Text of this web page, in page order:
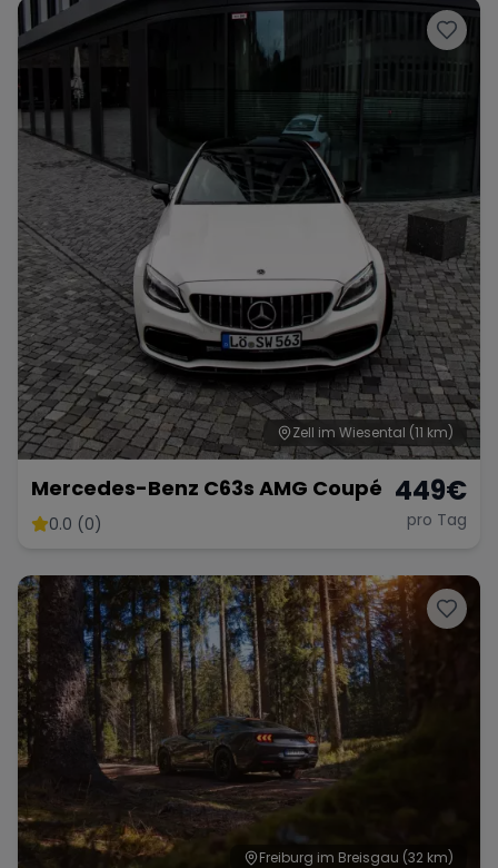
Porsche Lamborghini
McLaren Ford
Tesla Chevrolet Dodge
Bentley Rolls Royce Aston Martin
Bugatti Lotus Maserati
Range Rover Corvette
Wann
Zell im Wiesental (11 km)
Mercedes-Benz C63s AMG Coupé
0.0 (0)
449€
pro Tag
Freiburg im Breisgau (32 km)